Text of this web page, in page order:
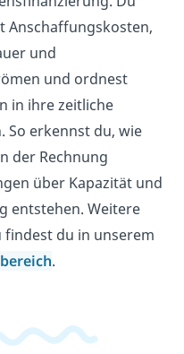
Anschaffungskosten,
und
und ordnest
in ihre zeitliche
So erkennst du, wie
der Rechnung
über Kapazität und
entstehen. Weitere
findest du in unserem
.